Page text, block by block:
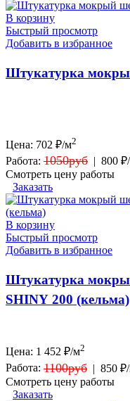
В корзину
Быстрый просмотр
Добавить в избранное
Штукатурка
Цена: 702 ₽/м2
Работа: 1050руб | 800
Смотреть цену работы
Заказать
В корзину
Быстрый просмотр
Добавить в избранное
Штукатурка
SHINY 200 (кельма)
Цена: 1 452 ₽/м2
Работа: 1100руб | 850
Смотреть цену работы
Заказать